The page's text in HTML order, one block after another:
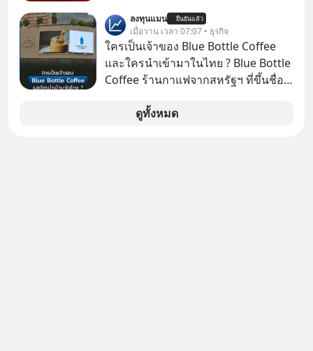
#FraudEducation #FinancialLiteracy
#DigitalBankWithHumanTouch
ตั้งกำแพงใส่และมองว่าเราเห็นแก่ตัวทั้ง
ที่เราเองก็ไม่เคยปฏิเสธใครอย่างนี้มา
ก่อน แต่พอตั้งใจจะ ‘สร้างขอบเขต’ เพื่อ
ตัวเองดูสักครั้ง กลับทำให้เกิดรอยร้าว
ในความสัมพันธ์เสียอย่างนั้น โดยราย
การแอปเท๋ Dinner Talk ในวันนี้โฮสต์
ทั้ง 2 ท่าน แทป-รวิศ หาญอุตสาหะ และ
ลงทุนแมน ยืนยันแล้ว
เมื่อวาน เวลา 07:07 • ธุรกิจ
ใครเป็นเจ้าของ Blue Bottle Coffee
และใครนำเข้ามาในไทย ? Blue Bottle
Coffee ร้านกาแฟจากสหรัฐฯ ที่ขึ้นชื่อ
แรกในประเทศไทย ที่ Central Park
ดูทั้งหมด